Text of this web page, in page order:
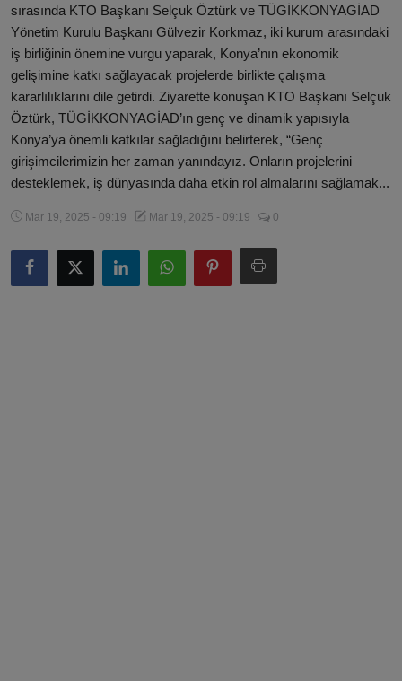
Künye
Köşe Yazıları
Gizlilik Politikası
Veri Politikası
sırasında KTO Başkanı Selçuk Öztürk ve TÜGİKKONYAGİAD
Yönetim Kurulu Başkanı Gülvezir Korkmaz, iki kurum arasındaki
iş birliğinin önemine vurgu yaparak, Konya’nın ekonomik
gelişimine katkı sağlayacak projelerde birlikte çalışma
kararlılıklarını dile getirdi. Ziyarette konuşan KTO Başkanı Selçuk
Öztürk, TÜGİKKONYAGİAD’ın genç ve dinamik yapısıyla
Konya’ya önemli katkılar sağladığını belirterek, “Genç
girişimcilerimizin her zaman yanındayız. Onların projelerini
desteklemek, iş dünyasında daha etkin rol almalarını sağlamak...
Mar 19, 2025 - 09:19 Mar 19, 2025 - 09:19 0